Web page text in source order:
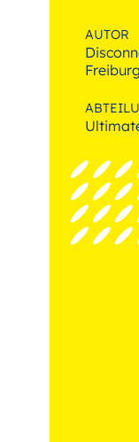
AUTOR
Freiburg